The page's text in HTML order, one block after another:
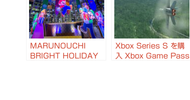
MARUNOUCHI
BRIGHT HOLIDAY
Xbox Series S を購
入 Xbox Game Pass